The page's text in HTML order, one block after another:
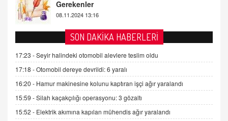
2 Kasım 2021 Salı 00:11
AV. DOĞAN CAN DOĞAN
Kişisel verilerin korunması ve dijital hukukun
gelişimi
15.09.2025 16:17
SEHER EREK
Kış Ayları Geldi, Hangi Önlemler Alınmalı?
9.12.2025 10:11
SON DAKİKA HABERLERİ
17:23 -Seyir halindeki otomobil alevlere teslim oldu
17:18 -Otomobil dereye devrildi: 6 yaralı
16:20 - Hamur makinesine kolunu kaptıran işçi ağır yaralandı
15:59 -Silah kaçakçılığı operasyonu: 3 gözaltı
15:52 - Elektrik akımına kapılan mühendis ağır yaralandı